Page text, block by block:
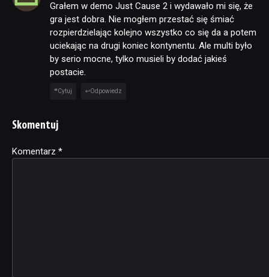
Grałem w demo Just Cause 2 i wydawało mi się, że
gra jest dobra. Nie mogłem przestać się śmiać
rozpierdzielając kolejno wszystko co się da a potem
uciekając na drugi koniec kontynentu. Ale multi było
by serio mocne, tylko musieli by dodać jakieś
postacie.
Cytuj Odpowiedz
Skomentuj
Komentarz *
Alternative: